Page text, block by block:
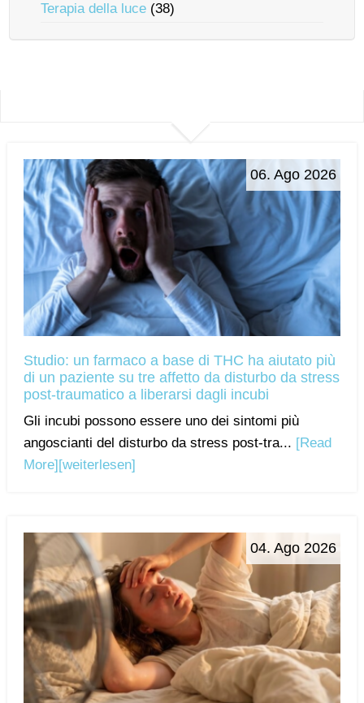
Terapia della luce (38)
06. Ago 2026
Studio: un farmaco a base di THC ha aiutato più
di un paziente su tre affetto da disturbo da stress
post-traumatico a liberarsi dagli incubi
Gli incubi possono essere uno dei sintomi più
angoscianti del disturbo da stress post-tra... [Read
More] [weiterlesen]
04. Ago 2026